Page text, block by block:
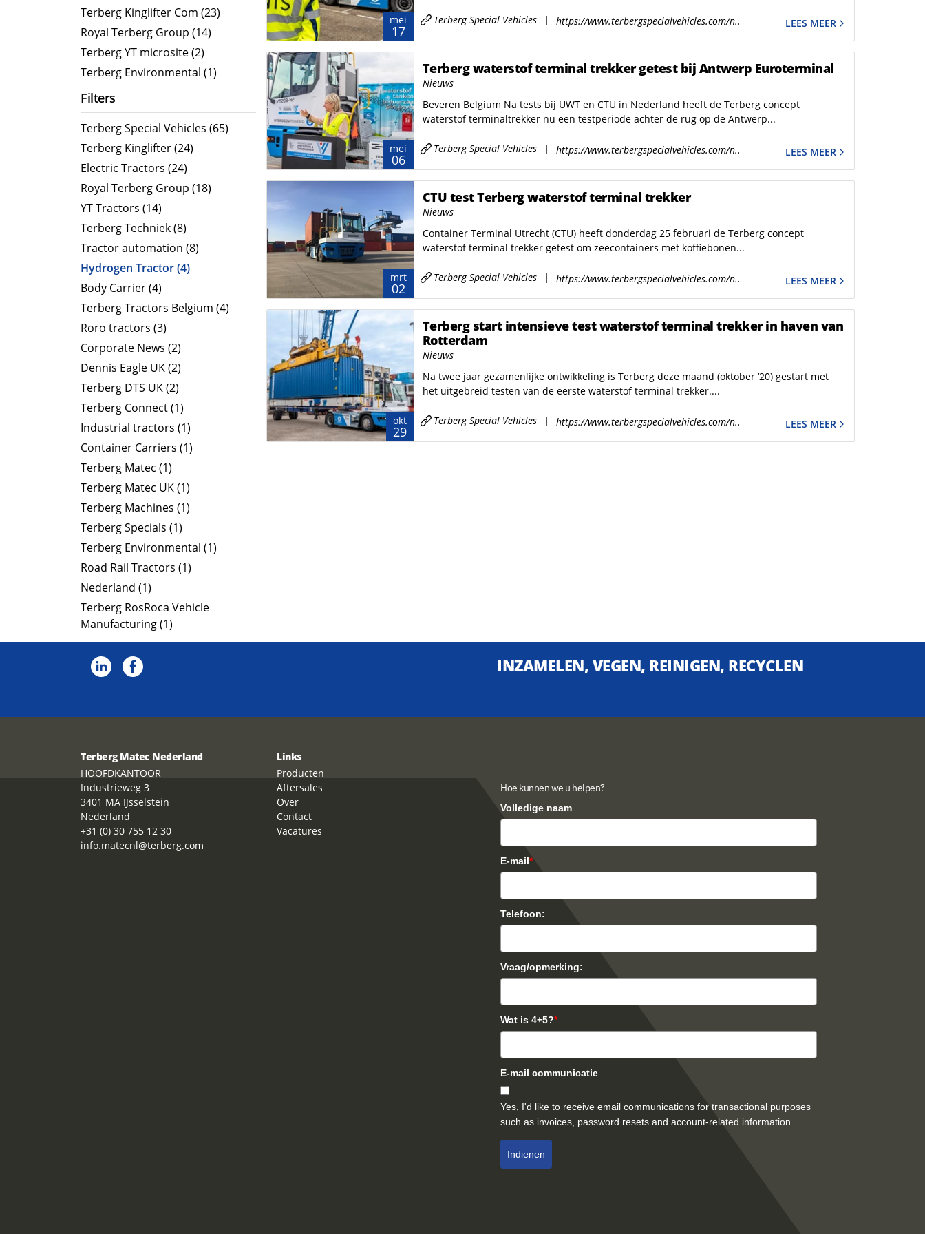
CityCat V20
CityCat V20e
CityCat VS20
CityCat VR50
CityCat VR50e
CityCat VR50e wegdekreiniger
MaxPowa V65e
MaxPowa V80
MaxPowa V120
Elegance 2.0 kolkenzuiger
Microcombi
Terberg Kinglifter Com (23)
Royal Terberg Group (14)
Terberg YT microsite (2)
Terberg Environmental (1)
Filters
Terberg Special Vehicles (65)
Terberg Kinglifter (24)
Electric Tractors (24)
Royal Terberg Group (18)
YT Tractors (14)
Terberg Techniek (8)
Tractor automation (8)
Hydrogen Tractor (4)
Body Carrier (4)
Terberg Tractors Belgium (4)
Roro tractors (3)
Corporate News (2)
Dennis Eagle UK (2)
Terberg DTS UK (2)
Terberg Connect (1)
Industrial tractors (1)
Container Carriers (1)
Terberg Matec (1)
Terberg Matec UK (1)
Terberg Machines (1)
Terberg Specials (1)
Terberg Environmental (1)
Road Rail Tractors (1)
Nederland (1)
Terberg RosRoca Vehicle
Manufacturing (1)
mei
17
Terberg Special Vehicles | https://www.terbergspecialvehicles.com/n.. LEES MEER
mei
06
Terberg waterstof terminal trekker getest bij Antwerp Euroterminal
Nieuws
Beveren Belgium Na tests bij UWT en CTU in Nederland heeft de Terberg concept
waterstof terminaltrekker nu een testperiode achter de rug op de Antwerp...
Terberg Special Vehicles | https://www.terbergspecialvehicles.com/n.. LEES MEER
mrt
02
CTU test Terberg waterstof terminal trekker
Nieuws
Container Terminal Utrecht (CTU) heeft donderdag 25 februari de Terberg concept
waterstof terminal trekker getest om zeecontainers met koffiebonen...
Terberg Special Vehicles | https://www.terbergspecialvehicles.com/n.. LEES MEER
okt
29
Terberg start intensieve test waterstof terminal trekker in haven van
Rotterdam
Nieuws
Na twee jaar gezamenlijke ontwikkeling is Terberg deze maand (oktober ’20) gestart met
het uitgebreid testen van de eerste waterstof terminal trekker....
Terberg Special Vehicles | https://www.terbergspecialvehicles.com/n.. LEES MEER
INZAMELEN, VEGEN, REINIGEN, RECYCLEN
Terberg Matec Nederland
HOOFDKANTOOR
Industrieweg 3
3401 MA IJsselstein
Nederland
+31 (0) 30 755 12 30
info.matecnl@terberg.com
Links
Producten
Aftersales
Over
Contact
Vacatures
Hoe kunnen we u helpen?
Volledige naam
E-mail*
Telefoon:
Vraag/opmerking:
Wat is 4+5?*
E-mail communicatie
Yes, I'd like to receive email communications for transactional purposes
such as invoices, password resets and account-related information
Indienen